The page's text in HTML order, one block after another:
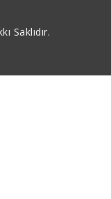
Saklıdır.